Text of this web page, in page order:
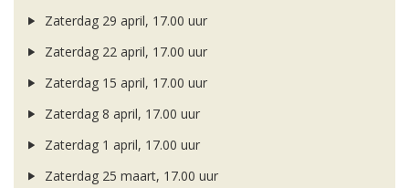
Zaterdag 29 april, 17.00 uur
Zaterdag 22 april, 17.00 uur
Zaterdag 15 april, 17.00 uur
Zaterdag 8 april, 17.00 uur
Zaterdag 1 april, 17.00 uur
Zaterdag 25 maart, 17.00 uur